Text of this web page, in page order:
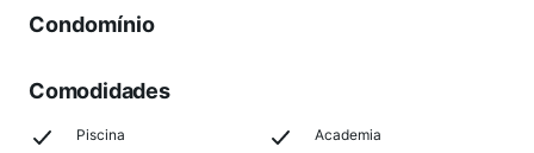
Condomínio
Comodidades
Piscina Academia